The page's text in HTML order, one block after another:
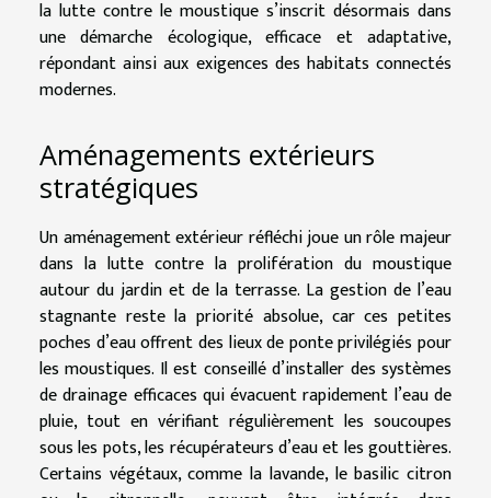
la lutte contre le moustique s’inscrit désormais dans
une démarche écologique, efficace et adaptative,
répondant ainsi aux exigences des habitats connectés
modernes.
Aménagements extérieurs
stratégiques
Un aménagement extérieur réfléchi joue un rôle majeur
dans la lutte contre la prolifération du moustique
autour du jardin et de la terrasse. La gestion de l’eau
stagnante reste la priorité absolue, car ces petites
poches d’eau offrent des lieux de ponte privilégiés pour
les moustiques. Il est conseillé d’installer des systèmes
de drainage efficaces qui évacuent rapidement l’eau de
pluie, tout en vérifiant régulièrement les soucoupes
sous les pots, les récupérateurs d’eau et les gouttières.
Certains végétaux, comme la lavande, le basilic citron